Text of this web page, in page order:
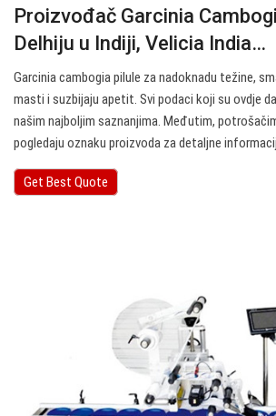
Proizvođač Garcinia
Delhiju u Indiji, Velicia India…
Garcinia cambogia pilule za nadoknadu težine,
masti i suzbijaju apetit. Svi podaci koji su ovdje
našim najboljim saznanjima. Međutim,
pogledaju oznaku proizvoda za detaljne
Get Best Quote